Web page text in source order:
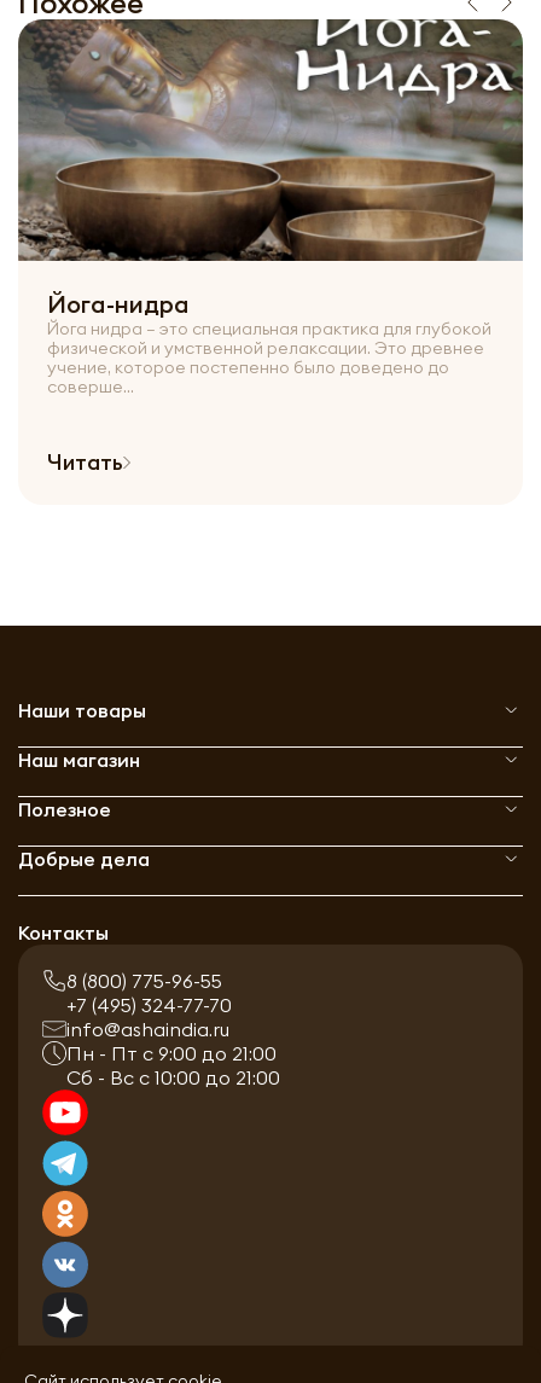
Йога-нидра
Йога нидра – это специальная практика для глубокой
физической и умственной релаксации. Это древнее
учение, которое постепенно было доведено до
соверше...
Читать
Наши товары
Наш магазин
Полезное
Добрые дела
Контакты
8 (800) 775-96-55
+7 (495) 324-77-70
info@ashaindia.ru
Пн - Пт с 9:00 до 21:00
Сб - Вс с 10:00 до 21:00